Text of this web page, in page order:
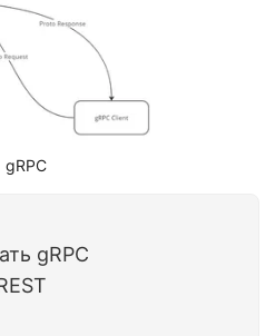
gRPC
gRPC